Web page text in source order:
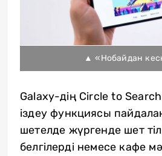
▲ «Нобайдан
Galaxy-дің Circle to
іздеу функциясы
шетелде жүргенде шет
белгілерді немесе кафе